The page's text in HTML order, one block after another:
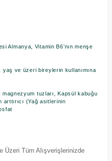
Almanya, Vitamin B6’nın menşe
yaş ve üzeri bireylerin kullanımına
tuzları, Kapsül kabuğu
(Yağ asitlerinin
Üzeri Tüm Alışverişlerinizde